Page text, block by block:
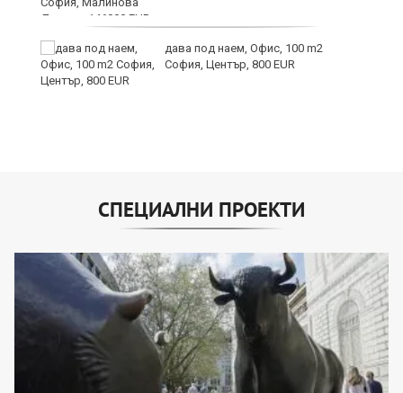
дава под наем, Офис, 100 m2
София, Център, 800 EUR
СПЕЦИАЛНИ ПРОЕКТИ